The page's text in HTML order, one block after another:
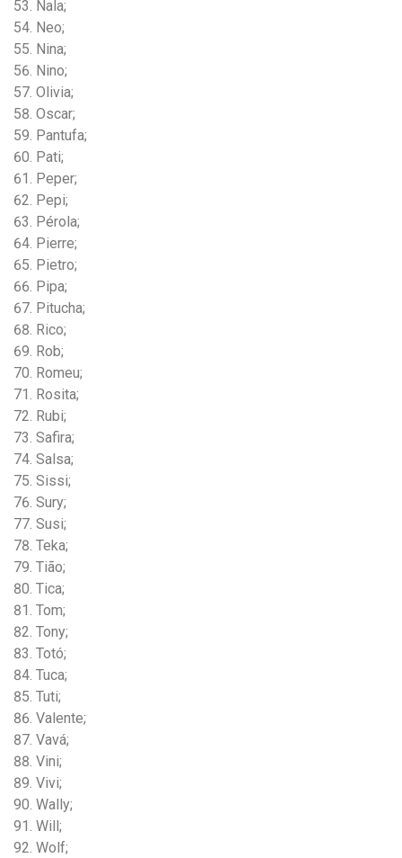
Nala;
Neo;
Nina;
Nino;
Olivia;
Oscar;
Pantufa;
Pati;
Peper;
Pepi;
Pérola;
Pierre;
Pietro;
Pipa;
Pitucha;
Rico;
Rob;
Romeu;
Rosita;
Rubi;
Safira;
Salsa;
Sissi;
Sury;
Susi;
Teka;
Tião;
Tica;
Tom;
Tony;
Totó;
Tuca;
Tuti;
Valente;
Vavá;
Vini;
Vivi;
Wally;
Will;
Wolf;